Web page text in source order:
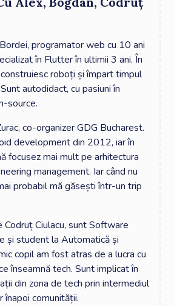
programator web cu 10 ani
în Flutter în ultimii 3 ani. În
roboți și împart timpul
autodidact, cu pasiuni în
source.
co-organizer GDG Bucharest.
development din 2012, iar în
focusez mai mult pe arhitectura
management. Iar când nu
probabil mă găsești într-un trip
Ciulacu, sunt Software
și student la Automatică și
copil am fost atras de a lucra cu
înseamnă tech. Sunt implicat în
din zona de tech prin intermediul
înapoi comunității.